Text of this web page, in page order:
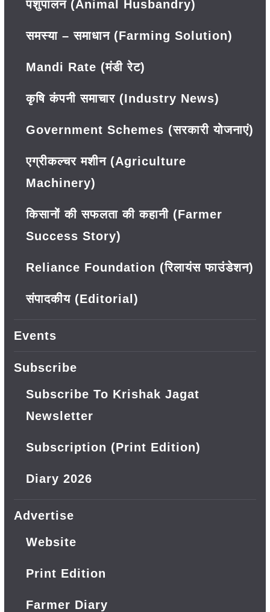
पशुपालन (Animal Husbandry)
समस्या – समाधान (Farming Solution)
Mandi Rate (मंडी रेट)
कृषि कंपनी समाचार (Industry News)
Government Schemes (सरकारी योजनाएं)
एग्रीकल्चर मशीन (Agriculture
Machinery)
किसानों की सफलता की कहानी (Farmer
Success Story)
Reliance Foundation (रिलायंस फाउंडेशन)
संपादकीय (Editorial)
Events
Subscribe
Subscribe To Krishak Jagat
Newsletter
Subscription (Print Edition)
Diary 2026
Advertise
Website
Print Edition
Farmer Diary